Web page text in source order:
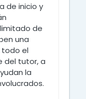
de inicio y
de
una
el
del tutor, a
la